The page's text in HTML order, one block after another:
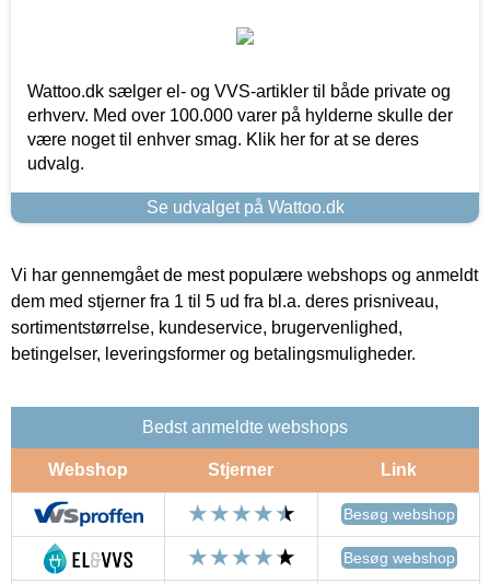
Wattoo.dk sælger el- og VVS-artikler til både private og
erhverv. Med over 100.000 varer på hylderne skulle der
være noget til enhver smag. Klik her for at se deres
udvalg.
Se udvalget på Wattoo.dk
Vi har gennemgået de mest populære webshops og anmeldt
dem med stjerner fra 1 til 5 ud fra bl.a. deres prisniveau,
sortimentstørrelse, kundeservice, brugervenlighed,
betingelser, leveringsformer og betalingsmuligheder.
Bedst anmeldte webshops
Webshop Stjerner Link
Besøg webshop
Besøg webshop